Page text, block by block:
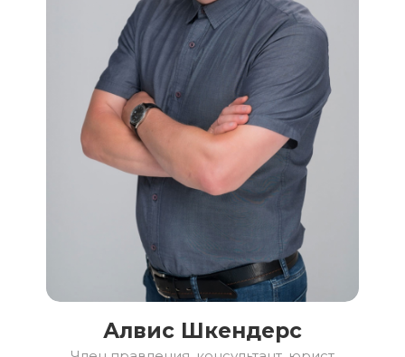
Алвис Шкендерс